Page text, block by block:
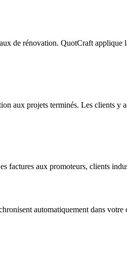
de rénovation. QuotCraft applique
aux projets terminés. Les clients y
aux promoteurs, clients
automatiquement dans